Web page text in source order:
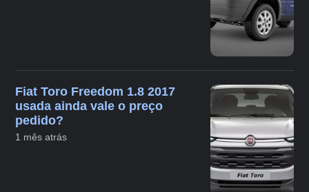
Fiat Toro Freedom 1.8 2017
usada ainda vale o preço
pedido?
1 mês atrás